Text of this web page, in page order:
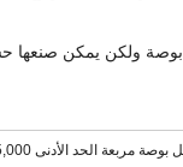
عادةً ما يتراوح قطر دعائم